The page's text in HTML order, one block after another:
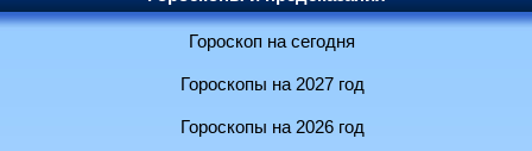
Гороскоп на сегодня
Гороскопы на 2027 год
Гороскопы на 2026 год